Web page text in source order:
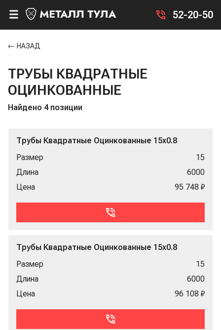
52-20-50
НАЗАД
ТРУБЫ КВАДРАТНЫЕ
ОЦИНКОВАННЫЕ
Найдено 4 позиции
Трубы Квадратные Оцинкованные 15x0.8
Размер
15
Длина
6000
Цена
95 748 ₽
Трубы Квадратные Оцинкованные 15x0.8
Размер
15
Длина
6000
Цена
96 108 ₽